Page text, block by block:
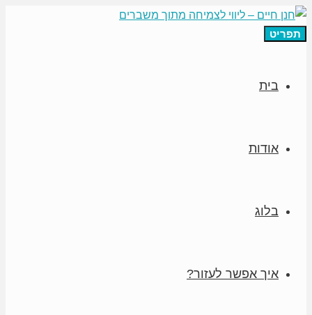
תפריט
בית
אודות
בלוג
איך אפשר לעזור?